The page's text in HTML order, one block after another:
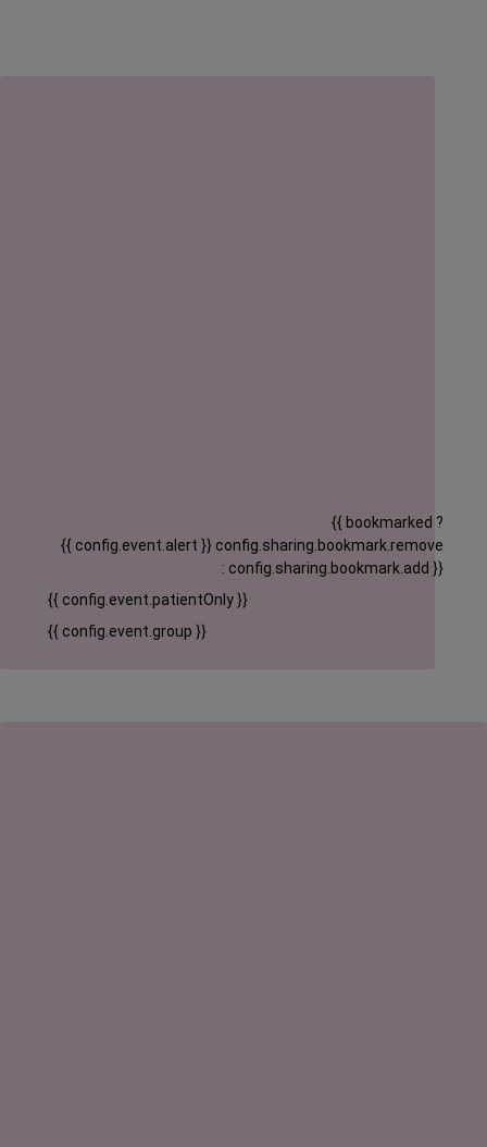
{{ config.event.alert }}
{{ bookmarked ?
config.sharing.bookmark.remove
: config.sharing.bookmark.add }}
{{ config.event.patientOnly }}
{{ config.event.group }}